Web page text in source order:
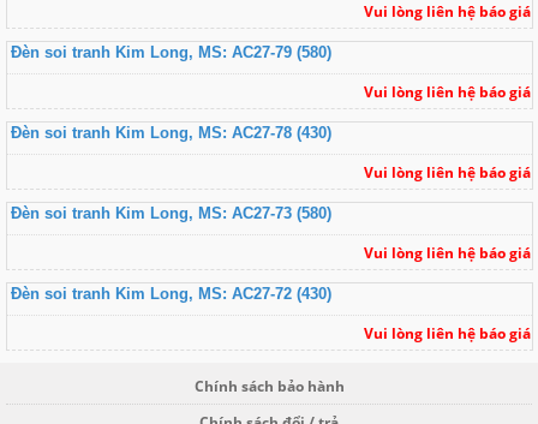
Vui lòng liên hệ báo giá
Đèn soi tranh Kim Long, MS: AC27-79 (580)
Vui lòng liên hệ báo giá
Đèn soi tranh Kim Long, MS: AC27-78 (430)
Vui lòng liên hệ báo giá
Đèn soi tranh Kim Long, MS: AC27-73 (580)
Vui lòng liên hệ báo giá
Đèn soi tranh Kim Long, MS: AC27-72 (430)
Vui lòng liên hệ báo giá
Chính sách bảo hành